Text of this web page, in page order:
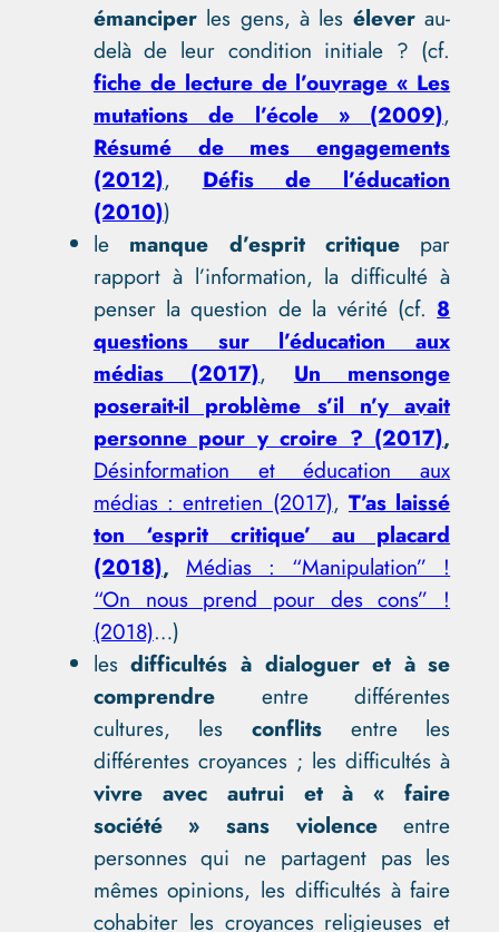
émanciper les gens, à les éleverau-
delà de leur condition initiale ? (cf.
fiche de lecture de l’ouvrage « Les
mutations de l’école » (2009),
Résumé de mes engagements
(2012), Défis de l’éducation
(2010))
le manque d’esprit critiquepar
rapport à l’information, la difficulté à
penser la question de la vérité (cf. 8
questions sur l’éducation aux
médias (2017), Un mensonge
poserait-il problème s’il n’y avait
personne pour y croire ? (2017),
Désinformation et éducation aux
médias : entretien (2017), T’as laissé
ton ‘esprit critique’ au placard
(2018), Médias : “Manipulation” !
“On nous prend pour des cons” !
(2018)…)
lesdifficultés à dialoguer et à se
comprendre entre différentes
cultures, les conflits entre les
différentes croyances ; les difficultés à
vivre avec autrui et à « faire
société » sans violenceentre
personnes qui ne partagent pas les
mêmes opinions, les difficultés à faire
cohabiter les croyances religieuses et